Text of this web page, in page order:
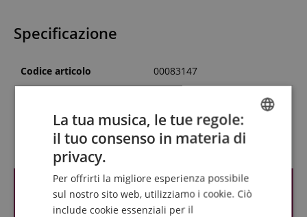
Specificazione
Codice articolo 00083147
Recensioni dei clienti ENGLISH
La tua musica, le tue regole:
il tuo consenso in materia di
privacy.
Per offrirti la migliore esperienza possibile
sul nostro sito web, utilizziamo i cookie. Ciò
include cookie essenziali per il